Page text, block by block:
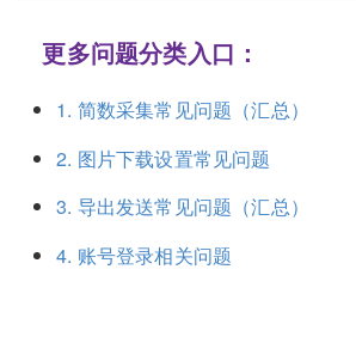
更多问题分类入口：
1. 简数采集常见问题（汇总）
2. 图片下载设置常见问题
3. 导出发送常见问题（汇总）
4. 账号登录相关问题